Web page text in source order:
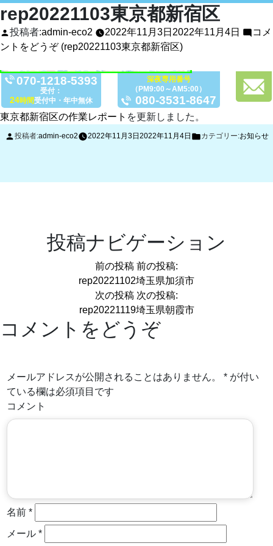
070-1218-5393
受付：
24時間受付中・年中無休
深夜専用番号
（PM9:00～AM5:00）
080-3531-8647
rep20221103東京都新宿区
投稿者:admin-eco2 2022年11月3日 2022年11月4日
コメ
ントをどうぞ(rep20221103東京都新宿区)
東京都新宿区の作業レポート を更新しました。
投稿者:admin-eco2 2022年11月3日 2022年11月4日 カテゴリー:お知らせ
投稿ナビゲーション
前の投稿 前の投稿:
rep20221102埼玉県加須市
次の投稿 次の投稿:
rep20221119埼玉県朝霞市
コメントをどうぞ
メールアドレスが公開されることはありません。 * が付い
ている欄は必須項目です
コメント
名前*
メール*